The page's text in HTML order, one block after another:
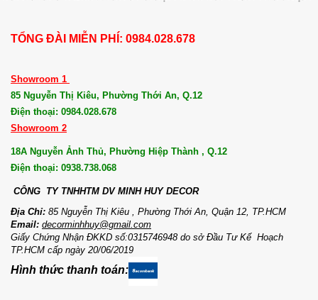
TỔNG ĐÀI MIỄN PHÍ: 0984.028.678
Showroom 1
85 Nguyễn Thị Kiêu, Phường Thới An, Q.12
Điện thoại: 0984.028.678
Showroom 2
18A Nguyễn Ảnh Thủ, Phường Hiệp Thành , Q.12
Điện thoại: 0938.738.068
CÔNG TY TNHHTM DV MINH HUY DECOR
Địa Chỉ: 85 Nguyễn Thị Kiêu , Phường Thới An, Quận 12, TP.HCM
Email: decorminhhuy@gmail.com
Giấy Chứng Nhận ĐKKD số:0315746948 do sở Đầu Tư Kế Hoạch
TP.HCM cấp ngày 20/06/2019
Hình thức thanh toán: